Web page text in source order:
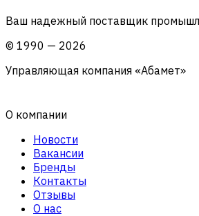
Ваш надежный поставщик
© 1990 — 2026
Управляющая компания «Абамет»
О компании
Новости
Вакансии
Бренды
Контакты
Отзывы
О нас